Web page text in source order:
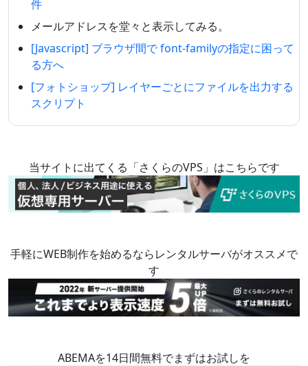
件
メールアドレスを堂々と表示してみる。
[Javascript] ブラウザ間で font-familyの指定に困って
る方へ
[フォトショップ] レイヤーごとにファイルを出力する
スクリプト
当サイトに出てくる「さくらのVPS」はこちらです
手軽にWEB制作を始めるならレンタルサーバがオススメで
す
ABEMAを14日間無料でまずはお試しを